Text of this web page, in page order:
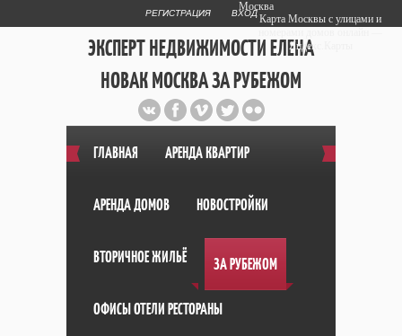
РЕГИСТРАЦИЯ ВХОД
ЭКСПЕРТ НЕДВИЖИМОСТИ ЕЛЕНА
НОВАК МОСКВА ЗА РУБЕЖОМ
Публичный сайт эксперта автора
web дизайнера+7 903 708 1884
ГЛАВНАЯ АРЕНДА КВАРТИР
АРЕНДА ДОМОВ НОВОСТРОЙКИ
ВТОРИЧНОЕ ЖИЛЬЁ ЗА РУБЕЖОМ
ОФИСЫ ОТЕЛИ РЕСТОРАНЫ
Москва
Карта Москвы с улицами и
Яндекс.Карты